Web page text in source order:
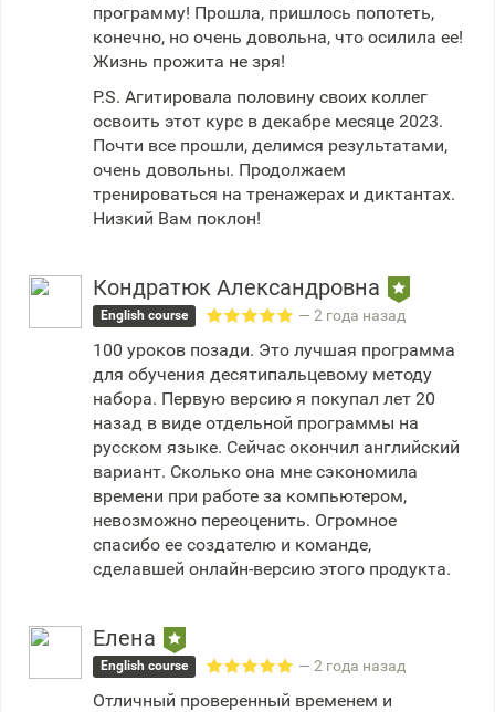
программу! Прошла, пришлось попотеть,
конечно, но очень довольна, что осилила ее!
Жизнь прожита не зря!
P.S. Агитировала половину своих коллег
освоить этот курс в декабре месяце 2023.
Почти все прошли, делимся результатами,
очень довольны. Продолжаем
тренироваться на тренажерах и диктантах.
Низкий Вам поклон!
Кондратюк Александровна
English course — 2 года назад
100 уроков позади. Это лучшая программа
для обучения десятипальцевому методу
набора. Первую версию я покупал лет 20
назад в виде отдельной программы на
русском языке. Сейчас окончил английский
вариант. Сколько она мне сэкономила
времени при работе за компьютером,
невозможно переоценить. Огромное
спасибо ее создателю и команде,
сделавшей онлайн-версию этого продукта.
Елена
English course — 2 года назад
Отличный проверенный временем и